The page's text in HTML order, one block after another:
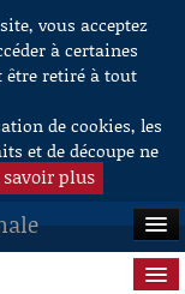
vous acceptez
à certaines
être retiré à tout
de cookies, les
et de découpe ne
plus